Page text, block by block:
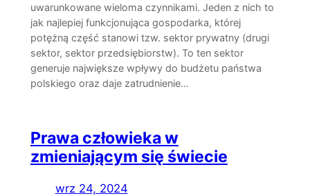
uwarunkowane wieloma czynnikami. Jeden z nich to
jak najlepiej funkcjonująca gospodarka, której
potężną część stanowi tzw. sektor prywatny (drugi
sektor, sektor przedsiębiorstw). To ten sektor
generuje największe wpływy do budżetu państwa
polskiego oraz daje zatrudnienie…
Prawa człowieka w
zmieniającym się świecie
wrz 24, 2024